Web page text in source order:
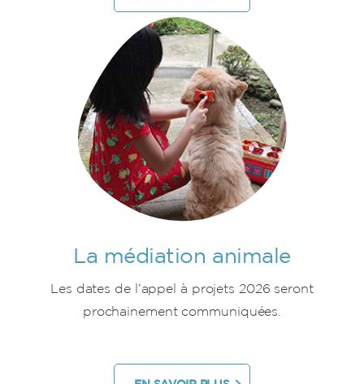
La médiation animale
Les dates de l’appel à projets 2026 seront
prochainement communiquées.